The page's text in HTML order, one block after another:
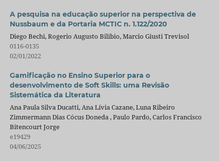
A pesquisa na educação superior na perspectiva de
Nussbaum e da Portaria MCTIC n. 1.122/2020
Diego Bechi, Rogerio Augusto Bilibio, Marcio Giusti Trevisol
0116-0135
02/01/2022
Gamificação no Ensino Superior para o
desenvolvimento de Soft Skills: uma Revisão
Sistemática da Literatura
Ana Paula Silva Ducatti, Ana Lívia Cazane, Luna Ribeiro
Zimmermann Dias Cócus Doneda , Paulo Pardo, Carlos Francisco
Bitencourt Jorge
e19429
04/06/2025